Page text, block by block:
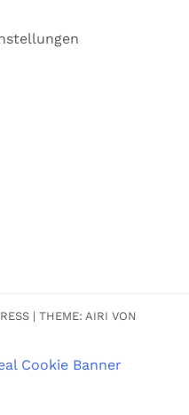
| THEME: AIRI VON
Cookie Banner